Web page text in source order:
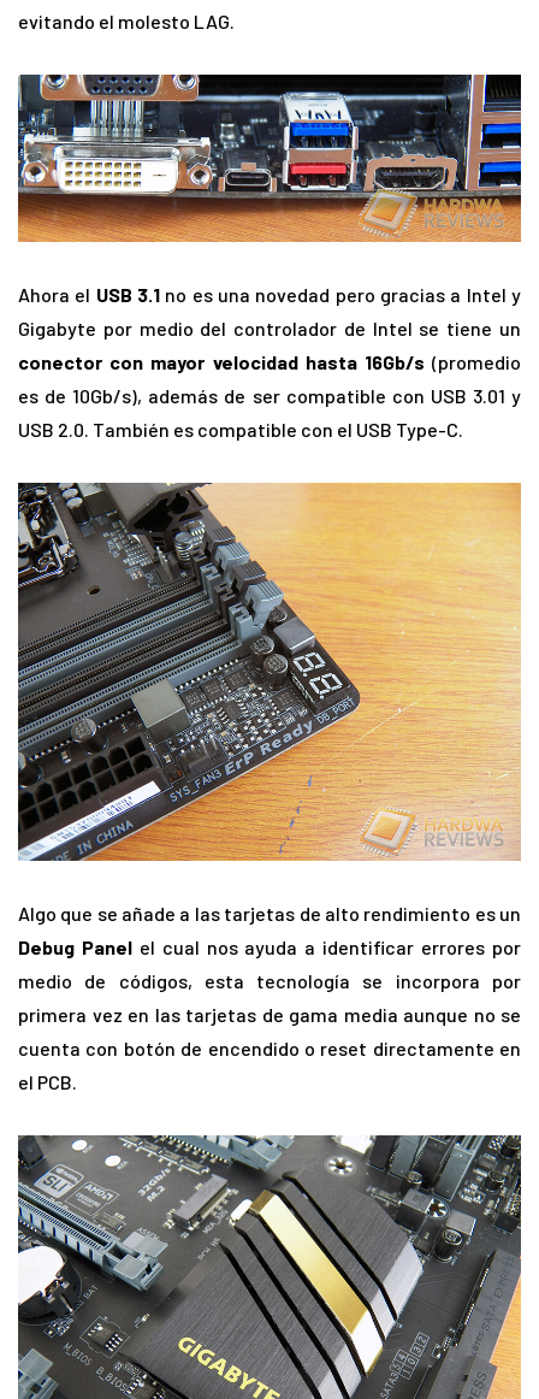
evitando el molesto LAG.
Ahora el USB 3.1 no es una novedad pero gracias a Intel y
Gigabyte por medio del controlador de Intel se tiene un
conector con mayor velocidad hasta 16Gb/s (promedio
es de 10Gb/s), además de ser compatible con USB 3.01 y
USB 2.0. También es compatible con el USB Type-C.
Algo que se añade a las tarjetas de alto rendimiento es un
Debug Panelel cual nos ayuda a identificar errores por
medio de códigos, esta tecnología se incorpora por
primera vez en las tarjetas de gama media aunque no se
cuenta con botón de encendido o reset directamente en
el PCB.